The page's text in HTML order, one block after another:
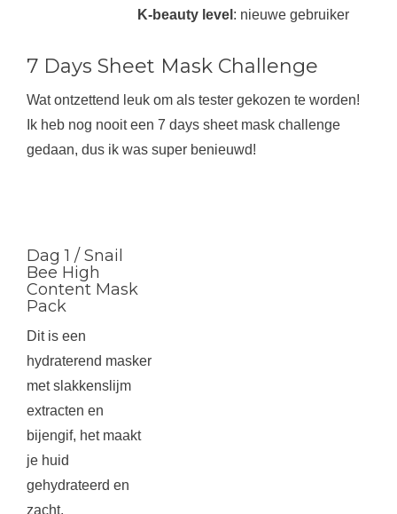
K-beauty level : nieuwe gebruiker
7 Days Sheet Mask Challenge
Wat ontzettend leuk om als tester gekozen te worden!
Ik heb nog nooit een 7 days sheet mask challenge
gedaan, dus ik was super benieuwd!
Dag 1 / Snail
Bee High
Content Mask
Pack
Dit is een
hydraterend masker
met slakkenslijm
extracten en
bijengif, het maakt
je huid
gehydrateerd en
zacht.